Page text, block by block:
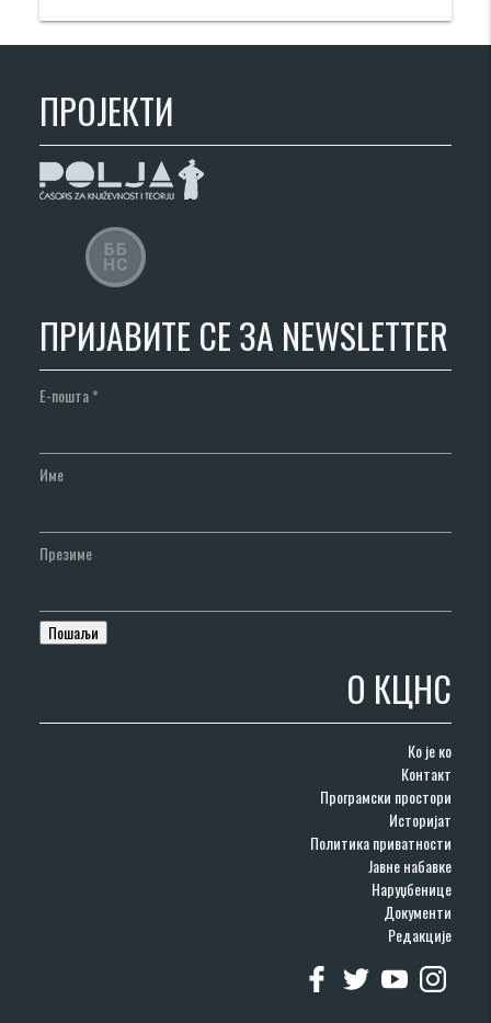
ПРОЈЕКТИ
ПРИЈАВИТЕ СЕ ЗА NEWSLETTER
Е-пошта*
Име
Презиме
О КЦНС
Ко је ко
Контакт
Програмски простори
Историјат
Политика приватности
Јавне набавке
Наруџбенице
Документи
Редакције